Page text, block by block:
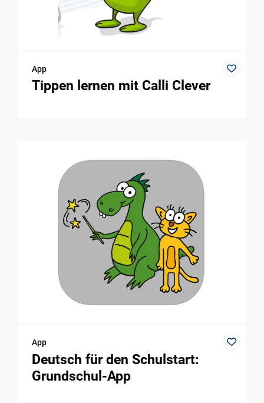
App
Tippen lernen mit Calli Clever
App
Deutsch für den Schulstart:
Grundschul-App